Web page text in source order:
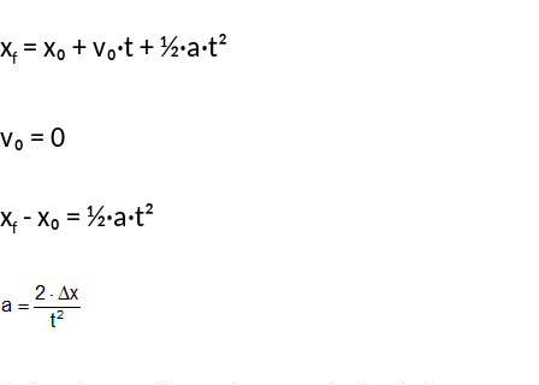
xf= x₀ + v₀·t + ½·a·t²
v₀ = 0
xf- x₀ = ½·a·t²